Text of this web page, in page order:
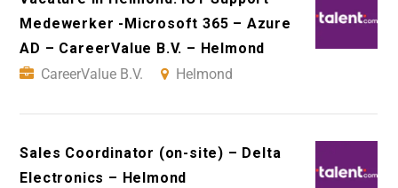
Medewerker -Microsoft 365 – Azure
AD – CareerValue B.V. – Helmond
CareerValue B.V.
Helmond
Sales Coordinator (on-site) – Delta
Electronics – Helmond